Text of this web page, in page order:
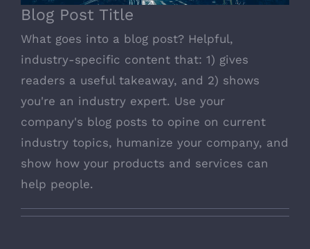
Blog Post Title
What goes into a blog post? Helpful,
industry-specific content that: 1) gives
readers a useful takeaway, and 2) shows
you're an industry expert. Use your
company's blog posts to opine on current
industry topics, humanize your company, and
show how your products and services can
help people.